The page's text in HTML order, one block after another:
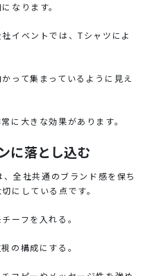
なります。
イベントでは、Tシャツによ
って集まっているように見え
に大きな効果があります。
に落とし込む
全社共通のブランド感を保ち
にしている点です。
ーフを入れる。
の構成にする。